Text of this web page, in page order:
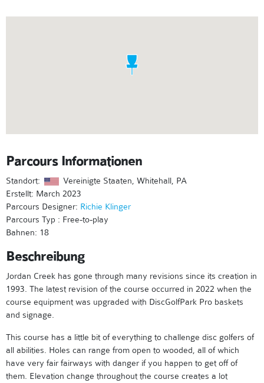
Parcours Informationen
Standort:
Vereinigte Staaten, Whitehall, PA
Erstellt: March 2023
Parcours Designer: Richie Klinger
Parcours Typ : Free-to-play
Bahnen: 18
Beschreibung
Jordan Creek has gone through many revisions since its creation in
1993. The latest revision of the course occurred in 2022 when the
course equipment was upgraded with DiscGolfPark Pro baskets
and signage.
This course has a little bit of everything to challenge disc golfers of
all abilities. Holes can range from open to wooded, all of which
have very fair fairways with danger if you happen to get off of
them. Elevation change throughout the course creates a lot